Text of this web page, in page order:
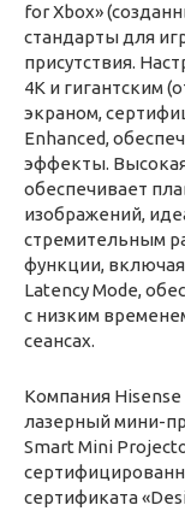
for Xbox»
стандарты для
присутствия.
4K и гигантским
экраном,
Enhanced,
эффекты. Высокая
обеспечивает
изображений,
стремительным
функции,
Latency Mode,
с низким
сеансах.
Компания
лазерный мини-
Smart Mini
сертификата